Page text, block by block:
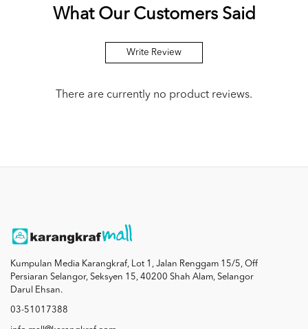
What Our Customers Said
Write Review
There are currently no product reviews.
Kumpulan Media Karangkraf, Lot 1, Jalan Renggam 15/5, Off
Persiaran Selangor, Seksyen 15, 40200 Shah Alam, Selangor
Darul Ehsan.
03-51017388